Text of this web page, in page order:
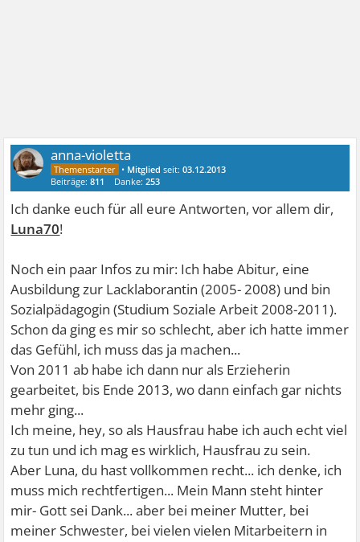
anna-violetta
• Mitglied seit:03.12.2013
Beiträge:811 Danke:253
Ich danke euch für all eure Antworten, vor allem dir,
Luna70!
Noch ein paar Infos zu mir: Ich habe Abitur, eine
Ausbildung zur Lacklaborantin (2005- 2008) und bin
Sozialpädagogin (Studium Soziale Arbeit 2008-2011).
Schon da ging es mir so schlecht, aber ich hatte immer
das Gefühl, ich muss das ja machen...
Von 2011 ab habe ich dann nur als Erzieherin
gearbeitet, bis Ende 2013, wo dann einfach gar nichts
mehr ging...
Ich meine, hey, so als Hausfrau habe ich auch echt viel
zu tun und ich mag es wirklich, Hausfrau zu sein.
Aber Luna, du hast vollkommen recht... ich denke, ich
muss mich rechtfertigen... Mein Mann steht hinter
mir- Gott sei Dank... aber bei meiner Mutter, bei
meiner Schwester, bei vielen vielen Mitarbeitern in